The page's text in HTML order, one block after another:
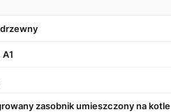
zasobnik umieszczony na kotle